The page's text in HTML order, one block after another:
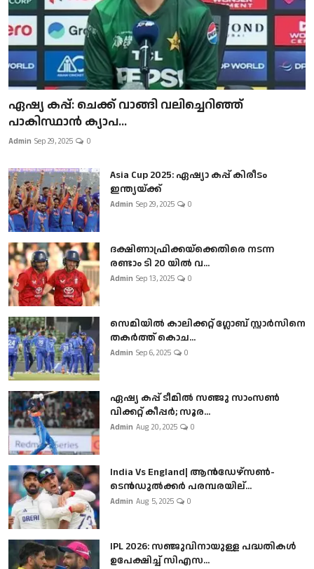
ഏഷ്യ കപ്പ്: ചെക്ക് വാങ്ങി വലിച്ചെറിഞ്ഞ്
പാകിസ്ഥാൻ ക്യാപ...
Admin Sep 29, 2025 0
Asia Cup 2025: ഏഷ്യാ കപ്പ് കിരീടം
ഇന്ത്യയ്ക്ക്
Admin Sep 29, 2025 0
ദക്ഷിണാഫ്രിക്കയ്‌ക്കെതിരെ നടന്ന
രണ്ടാം ടി 20 യിൽ വ...
Admin Sep 13, 2025 0
സെമിയിൽ കാലിക്കറ്റ് ഗ്ലോബ് സ്റ്റാർസിനെ
തകർത്ത് കൊച...
Admin Sep 6, 2025 0
ഏഷ്യ കപ്പ് ടീമിൽ സഞ്ജു സാംസൺ
വിക്കറ്റ് കീപ്പർ; സൂര...
Admin Aug 20, 2025 0
India Vs England| ആൻഡേഴ്സൺ-
ടെൻഡുല്‍ക്കർ പരമ്പരയില്...
Admin Aug 5, 2025 0
IPL 2026: സഞ്ജുവിനായുള്ള പദ്ധതികൾ
ഉപേക്ഷിച്ച് സിഎസ...